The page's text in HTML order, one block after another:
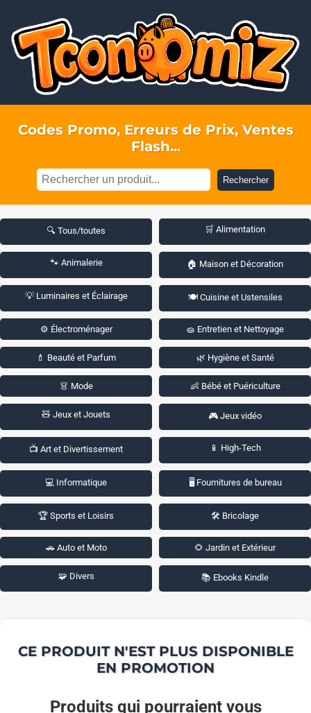
Codes Promo, Erreurs de Prix, Ventes
Flash...
Rechercher
🔍 Tous/toutes 🛒 Alimentation
🐾 Animalerie 🏠 Maison et Décoration
💡 Luminaires et Éclairage 🍽️ Cuisine et Ustensiles
⚙️ Électroménager 🧽 Entretien et Nettoyage
💄 Beauté et Parfum 🌿 Hygiène et Santé
👗 Mode 👶 Bébé et Puériculture
🧸 Jeux et Jouets 🎮 Jeux vidéo
📺 Art et Divertissement 📱 High-Tech
💻 Informatique 🖥️ Fournitures de bureau
🏆 Sports et Loisirs 🛠️ Bricolage
🚗 Auto et Moto 🌻 Jardin et Extérieur
🧩 Divers 📚 Ebooks Kindle
CE PRODUIT N'EST PLUS DISPONIBLE
EN PROMOTION
Produits qui pourraient vous